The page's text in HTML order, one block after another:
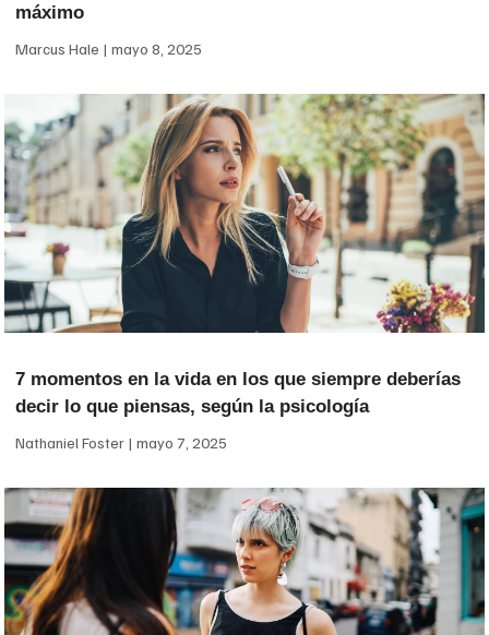
máximo
Marcus Hale mayo 8, 2025
7 momentos en la vida en los que siempre deberías
decir lo que piensas, según la psicología
Nathaniel Foster mayo 7, 2025